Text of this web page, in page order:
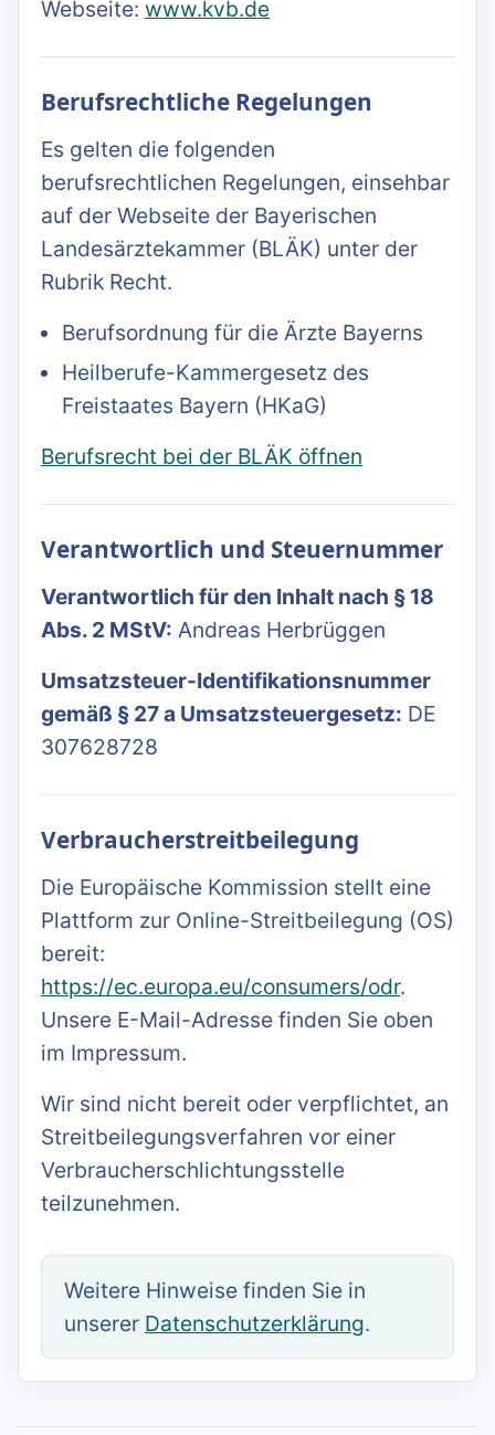
Webseite: www.kvb.de
Berufsrechtliche Regelungen
Es gelten die folgenden
berufsrechtlichen Regelungen, einsehbar
auf der Webseite der Bayerischen
Landesärztekammer (BLÄK) unter der
Rubrik Recht.
Berufsordnung für die Ärzte Bayerns
Heilberufe-Kammergesetz des
Freistaates Bayern (HKaG)
Berufsrecht bei der BLÄK öffnen
Verantwortlich und Steuernummer
Verantwortlich für den Inhalt nach § 18
Abs. 2 MStV: Andreas Herbrüggen
Umsatzsteuer-Identifikationsnummer
gemäß § 27 a Umsatzsteuergesetz: DE
307628728
Verbraucherstreitbeilegung
Die Europäische Kommission stellt eine
Plattform zur Online-Streitbeilegung (OS)
bereit:
https://ec.europa.eu/consumers/odr.
Unsere E-Mail-Adresse finden Sie oben
im Impressum.
Wir sind nicht bereit oder verpflichtet, an
Streitbeilegungsverfahren vor einer
Verbraucherschlichtungsstelle
teilzunehmen.
Weitere Hinweise finden Sie in
unserer Datenschutzerklärung.